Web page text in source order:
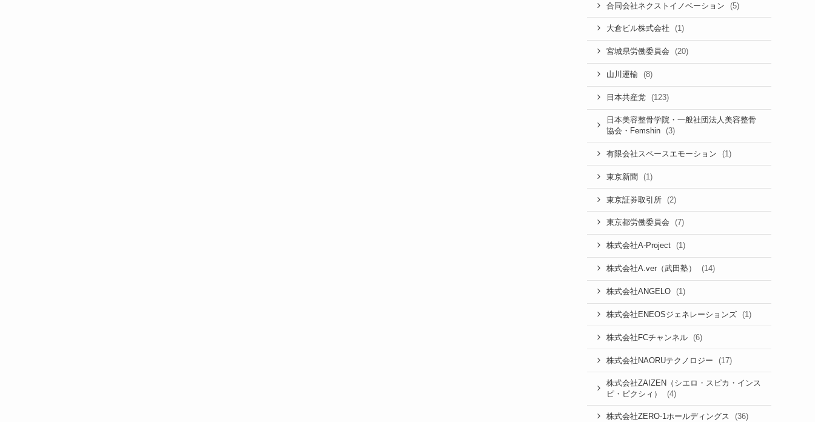
合同会社ネクストイノベーション (5)
大倉ビル株式会社 (1)
宮城県労働委員会 (20)
山川運輸 (8)
日本共産党 (123)
日本美容整骨学院・一般社団法人美容整骨
協会・Femshin
(3)
有限会社スペースエモーション (1)
東京新聞 (1)
東京証券取引所 (2)
東京都労働委員会 (7)
株式会社A-Project (1)
株式会社A.ver（武田塾） (14)
株式会社ANGELO (1)
株式会社ENEOSジェネレーションズ (1)
株式会社FCチャンネル (6)
株式会社NAORUテクノロジー (17)
株式会社ZAIZEN（シエロ・スピカ・インス
ピ・ピクシィ）
(4)
株式会社ZERO-1ホールディングス (36)